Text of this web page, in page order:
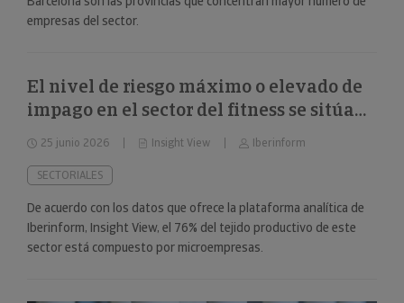
empresas del sector.
El nivel de riesgo máximo o elevado de
impago en el sector del fitness se sitúa
en el 34%
25 junio 2026 Insight View Iberinform
SECTORIALES
De acuerdo con los datos que ofrece la plataforma analítica de
Iberinform, Insight View, el 76% del tejido productivo de este
sector está compuesto por microempresas.